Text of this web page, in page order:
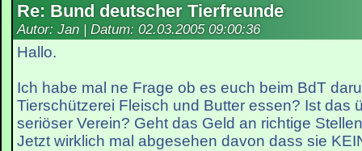
Re: Bund deutscher Tierfreunde
Autor: Jan | Datum: 02.03.2005 09:00:36
Hallo.
Ich habe mal ne Frage ob es euch beim BdT
Tierschützerei Fleisch und Butter essen? Ist das
seriöser Verein? Geht das Geld an richtige
Jetzt wirklich mal abgesehen davon dass sie